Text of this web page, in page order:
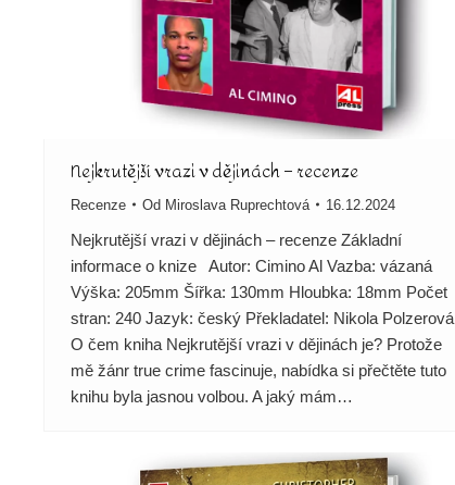
Nejkrutější vrazi v dějinách – recenze
Recenze Od Miroslava Ruprechtová 16.12.2024
Nejkrutější vrazi v dějinách – recenze Základní
informace o knize Autor: Cimino Al Vazba: vázaná
Výška: 205mm Šířka: 130mm Hloubka: 18mm Počet
stran: 240 Jazyk: český Překladatel: Nikola Polzerová
O čem kniha Nejkrutější vrazi v dějinách je? Protože
mě žánr true crime fascinuje, nabídka si přečtěte tuto
knihu byla jasnou volbou. A jaký mám…